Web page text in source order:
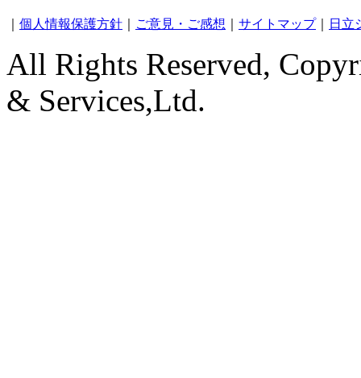
個人情報保護方針 ご意見・ご感想 サイトマップ｜ 日立
All Rights Reserved,
& Services,Ltd.